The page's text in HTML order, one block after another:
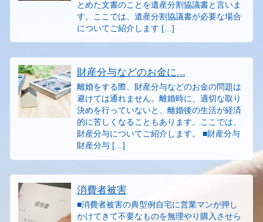
とめた文書のことを遺産分割協議書と言いま
す。ここでは、遺産分割協議書が必要な場合
についてご紹介します […]
財産分与などのお金に...
離婚をする際、財産分与などのお金の問題は
避けては通れません。離婚時に、適切な取り
決めを行っていないと、離婚後の生活が経済
的に苦しくなることもあります。ここでは、
財産分与についてご紹介します。 ■財産分与
財産分与 […]
消費者被害
■消費者被害の典型例自宅に営業マンが押し
かけてきて不要なものを無理やり購入させら